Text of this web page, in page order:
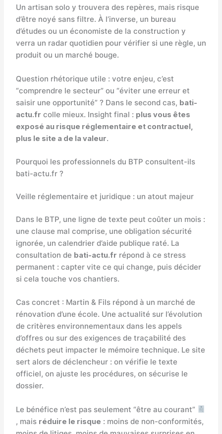
Un artisan solo y trouvera des repères, mais risque
d’être noyé sans filtre. À l’inverse, un bureau
d’études ou un économiste de la construction y
verra un radar quotidien pour vérifier si une règle, un
produit ou un marché bouge.
Question rhétorique utile : votre enjeu, c’est
“comprendre le secteur” ou “éviter une erreur et
saisir une opportunité” ? Dans le second cas, bati-
actu.fr colle mieux. Insight final : plus vous êtes
exposé au risque réglementaire et contractuel,
plus le site a de la valeur.
Pourquoi les professionnels du BTP consultent-ils
bati-actu.fr ?
Veille réglementaire et juridique : un atout majeur
Dans le BTP, une ligne de texte peut coûter un mois :
une clause mal comprise, une obligation sécurité
ignorée, un calendrier d’aide publique raté. La
consultation de bati-actu.fr répond à ce stress
permanent : capter vite ce qui change, puis décider
si cela touche vos chantiers.
Cas concret : Martin & Fils répond à un marché de
rénovation d’une école. Une actualité sur l’évolution
de critères environnementaux dans les appels
d’offres ou sur des exigences de traçabilité des
déchets peut impacter le mémoire technique. Le site
sert alors de déclencheur : on vérifie le texte
officiel, on ajuste les procédures, on sécurise le
dossier.
Le bénéfice n’est pas seulement “être au courant”
, mais réduire le risque : moins de non-conformités,